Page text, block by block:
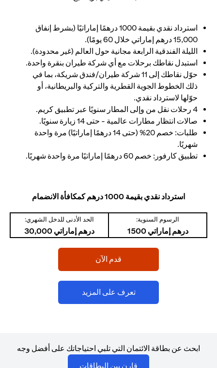
استرداد نقدي بقيمة 1000 درهمًا إماراتيًا (بشرط إنفاق
15,000 درهم إماراتي خلال 60 يومًا).
الليلة الفندقية الرابعة مجانية حول العالم (غير محدودة).
استبدل نقاطك برحلات مع أي شركة طيران بنقرة واحدة.
حوّل نقاطك إلى 11 شركة طيران/فندق شريكة، بما في
ذلك الخطوط الجوية القطرية والتركية والبريطانية، أو
حوّلها لاسترداد نقدي.
4 رحلات نقل من وإلى المطار سنويًا عبر تطبيق كريم.
صالات انتظار مطارات عالمية - حتى 14 زيارة سنويًا.
طلبات: خصم 20% (حتى 14 درهمًا إماراتيًا) مرة واحدة
شهريًا.
تطبيق كارفور: خصم 60 درهمًا إماراتيًا مرة واحدة شهريًا.
استرداد نقدي بقيمة 1000 درهم كمكافأة الانضمام
الرسوم السنوية:
درهم إماراتي 1500
الحد الأدنى للدخل الشهري:
درهم إماراتي 30,000
قدم الآن
تعرف على المزيد
ابحث عن بطاقة الائتمان التي تلبي احتياجاتك على أفضل وجه
قارن بين البطاقات